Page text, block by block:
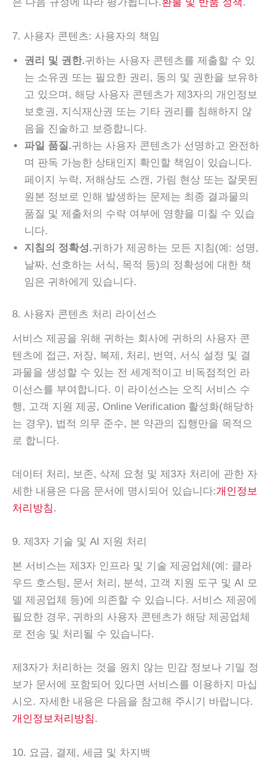
은 다음 규정에 따라 평가됩니다.환불 및 반품 정책.
7. 사용자 콘텐츠: 사용자의 책임
권리 및 권한.귀하는 사용자 콘텐츠를 제출할 수 있
는 소유권 또는 필요한 권리, 동의 및 권한을 보유하
고 있으며, 해당 사용자 콘텐츠가 제3자의 개인정보
보호권, 지식재산권 또는 기타 권리를 침해하지 않
음을 진술하고 보증합니다.
파일 품질.귀하는 사용자 콘텐츠가 선명하고 완전하
며 판독 가능한 상태인지 확인할 책임이 있습니다.
페이지 누락, 저해상도 스캔, 가림 현상 또는 잘못된
원본 정보로 인해 발생하는 문제는 최종 결과물의
품질 및 제출처의 수락 여부에 영향을 미칠 수 있습
니다.
지침의 정확성.귀하가 제공하는 모든 지침(예: 성명,
날짜, 선호하는 서식, 목적 등)의 정확성에 대한 책
임은 귀하에게 있습니다.
8. 사용자 콘텐츠 처리 라이선스
서비스 제공을 위해 귀하는 회사에 귀하의 사용자 콘
텐츠에 접근, 저장, 복제, 처리, 번역, 서식 설정 및 결
과물을 생성할 수 있는 전 세계적이고 비독점적인 라
이선스를 부여합니다. 이 라이선스는 오직 서비스 수
행, 고객 지원 제공, Online Verification 활성화(해당하
는 경우), 법적 의무 준수, 본 약관의 집행만을 목적으
로 합니다.
데이터 처리, 보존, 삭제 요청 및 제3자 처리에 관한 자
세한 내용은 다음 문서에 명시되어 있습니다:개인정보
처리방침.
9. 제3자 기술 및 AI 지원 처리
본 서비스는 제3자 인프라 및 기술 제공업체(예: 클라
우드 호스팅, 문서 처리, 분석, 고객 지원 도구 및 AI 모
델 제공업체 등)에 의존할 수 있습니다. 서비스 제공에
필요한 경우, 귀하의 사용자 콘텐츠가 해당 제공업체
로 전송 및 처리될 수 있습니다.
제3자가 처리하는 것을 원치 않는 민감 정보나 기밀 정
보가 문서에 포함되어 있다면 서비스를 이용하지 마십
시오. 자세한 내용은 다음을 참고해 주시기 바랍니다.
개인정보처리방침.
10. 요금, 결제, 세금 및 차지백